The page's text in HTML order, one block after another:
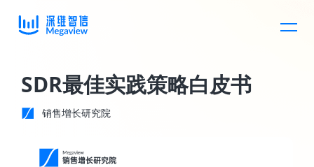
产品
产品总览
产品集成
解决方案
按行业
客户案例
SDR最佳实践策略白皮书
销售增长研究院